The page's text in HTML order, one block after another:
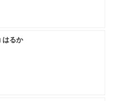
はるか